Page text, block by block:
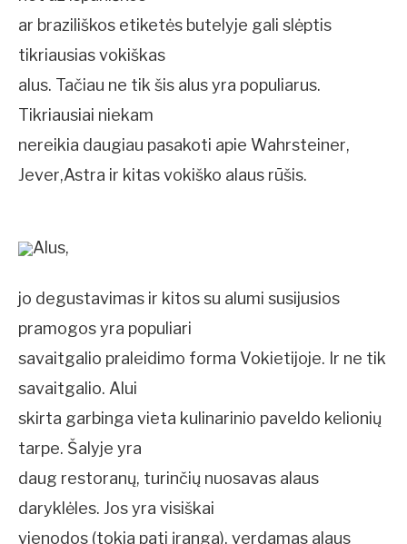
ar braziliškos etiketės butelyje gali slėptis
tikriausias vokiškas
alus. Tačiau ne tik šis alus yra populiarus.
Tikriausiai niekam
nereikia daugiau pasakoti apie Wahrsteiner,
Jever,Astra ir kitas vokiško alaus rūšis.
Alus,
jo degustavimas ir kitos su alumi susijusios
pramogos yra populiari
savaitgalio praleidimo forma Vokietijoje. Ir ne tik
savaitgalio. Alui
skirta garbinga vieta kulinarinio paveldo kelionių
tarpe. Šalyje yra
daug restoranų, turinčių nuosavas alaus
daryklėles. Jos yra visiškai
vienodos (tokia pati įranga), verdamas alaus